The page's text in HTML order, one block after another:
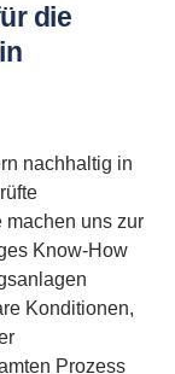
die
nachhaltig in
machen uns zur
Know-How
Konditionen,
Prozess